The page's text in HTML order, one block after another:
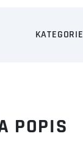
KATEGORIE
POPIS